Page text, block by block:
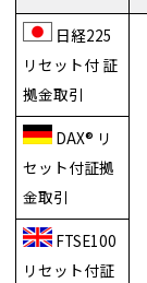
日経225
リセット付 証
拠金取引
DAX® リ
セット付証拠
金取引
FTSE100
リセット付証